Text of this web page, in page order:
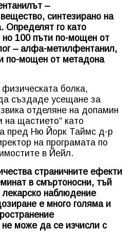
–
синтезирано на
Определят го като
но 100 пъти по-мощен от
– алфа-метилфентанил,
по-мощен от метадона
болка,
създаде усещане за
отделяне на допамин
на щастието“ като
пред Ню Йорк Таймс д-р
на програмата по
в Йейл.
страничните ефекти
в смъртоносни, тъй
наблюдение
е много голяма и
може да се изчисли с